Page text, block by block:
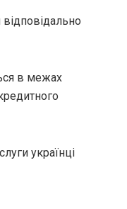
в межах
українці